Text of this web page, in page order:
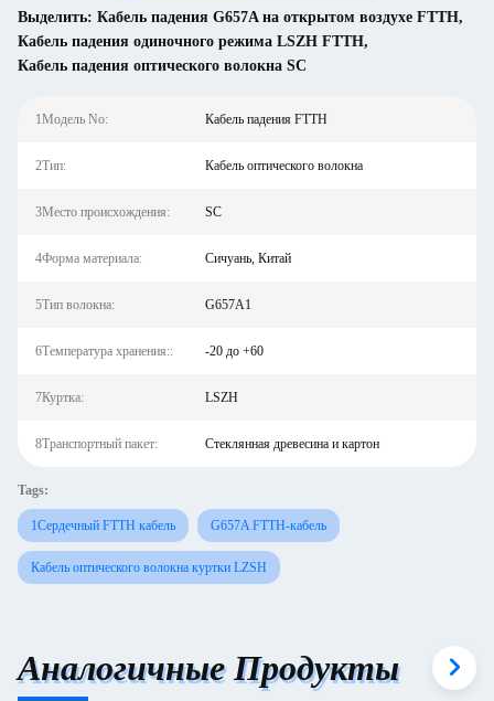
Выделить: Кабель падения G657A на открытом воздухе FTTH,
Кабель падения одиночного режима LSZH FTTH,
Кабель падения оптического волокна SC
1Модель No: Кабель падения FTTH
2Тип: Кабель оптического волокна
3Место происхождения: SC
4Форма материала: Сичуань, Китай
5Тип волокна: G657A1
6Температура хранения:: -20 до +60
7Куртка: LSZH
8Транспортный пакет: Стеклянная древесина и картон
Tags:
1Сердечный FTTH кабель G657A FTTH-кабель
Кабель оптического волокна куртки LZSH
Аналогичные Продукты